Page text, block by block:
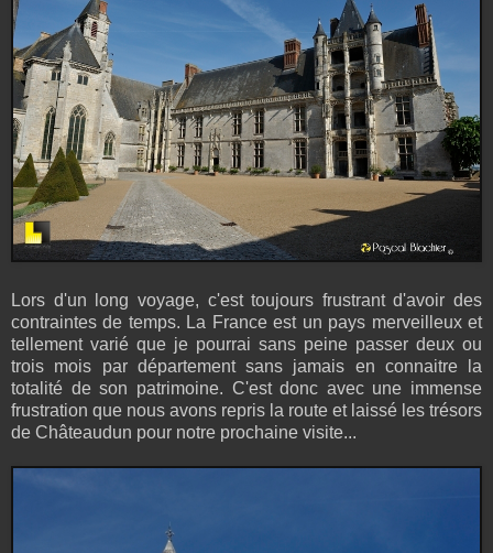
Lors d'un long voyage, c'est toujours frustrant d'avoir des
contraintes de temps. La France est un pays merveilleux et
tellement varié que je pourrai sans peine passer deux ou
trois mois par département sans jamais en connaitre la
totalité de son patrimoine. C'est donc avec une immense
frustration que nous avons repris la route et laissé les trésors
de Châteaudun pour notre prochaine visite...